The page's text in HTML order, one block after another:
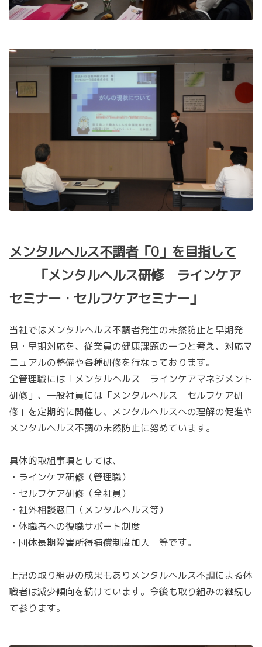
メンタルヘルス不調者「0」を目指して
「メンタルヘルス研修 ラインケア
セミナー・セルフケアセミナー」
当社ではメンタルヘルス不調者発生の未然防止と早期発
見・早期対応を、従業員の健康課題の一つと考え、対応マ
ニュアルの整備や各種研修を行なっております。
全管理職には「メンタルヘルス ラインケアマネジメント
研修」、一般社員には「メンタルヘルス セルフケア研
修」を定期的に開催し、メンタルヘルスへの理解の促進や
メンタルヘルス不調の未然防止に努めています。
具体的取組事項としては、
・ラインケア研修（管理職）
・セルフケア研修（全社員）
・社外相談窓口（メンタルヘルス等）
・休職者への復職サポート制度
・団体長期障害所得補償制度加入 等です。
上記の取り組みの成果もありメンタルヘルス不調による休
職者は減少傾向を続けています。今後も取り組みの継続し
て参ります。